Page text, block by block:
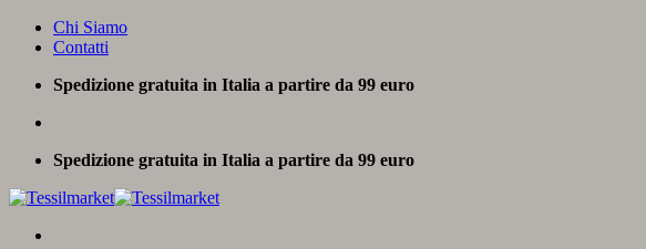
Salta
Chi Siamo
Contatti
Spedizione gratuita in Italia a partire da 99 euro
Spedizione gratuita in Italia a partire da 99 euro